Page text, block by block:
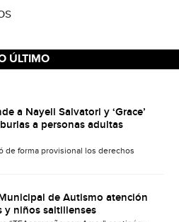
ÚLTIMO
a Nayeli Salvatori y ‘Grace’
a personas adultas
de forma provisional los derechos
de Autismo atención
y niños saltillenses